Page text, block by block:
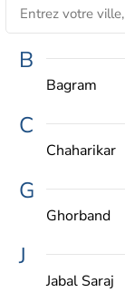
B
Bagram
C
Chaharikar
G
Ghorband
J
Jabal Saraj